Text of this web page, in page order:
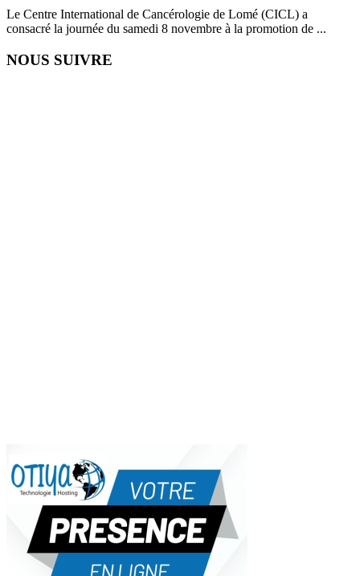
Le Centre International de Cancérologie de Lomé (CICL) a
consacré la journée du samedi 8 novembre à la promotion de ...
NOUS SUIVRE